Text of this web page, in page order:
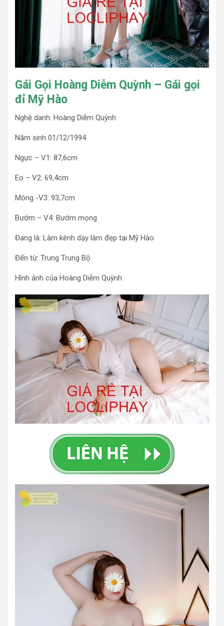
Gái Gọi Hoàng Diễm Quỳnh – Gái gọi
đỉ Mỹ Hào
Nghệ danh: Hoàng Diễm Quỳnh
Năm sinh 01/12/1994
Ngực – V1: 87,6cm
Eo – V2: 69,4cm
Mông -V3: 93,7cm
Bướm – V4: Bướm mọng
Đang là: Làm kênh dạy làm đẹp tại Mỹ Hào
Đến từ: Trung Trung Bộ
Hình ảnh của Hoàng Diễm Quỳnh